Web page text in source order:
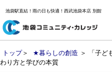
池袋駅直結！雨の日も快適！西武池袋本店 別館
トップ＞ ★暮らしの創造 ＞ 「子ど
わり方と学びの本質